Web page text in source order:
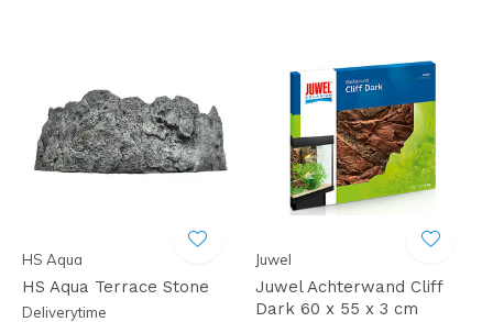
HS Aqua
HS Aqua Terrace Stone
Deliverytime
Juwel
Juwel Achterwand Cliff
Dark 60 x 55 x 3 cm